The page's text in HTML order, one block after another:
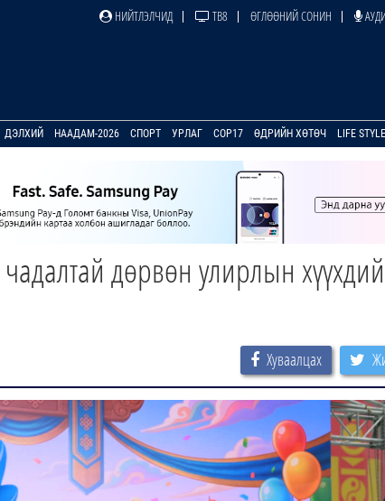
НИЙТЛЭЛЧИД ТВ8 ӨГЛӨӨНИЙ СОНИН
ДЭЛХИЙ НААДАМ-2026 СПОРТ УРЛАГ COP17 ӨДРИЙН ХӨТӨЧ LIFE STYLE
чадалтай дөрвөн улирлын
Хуваалцах